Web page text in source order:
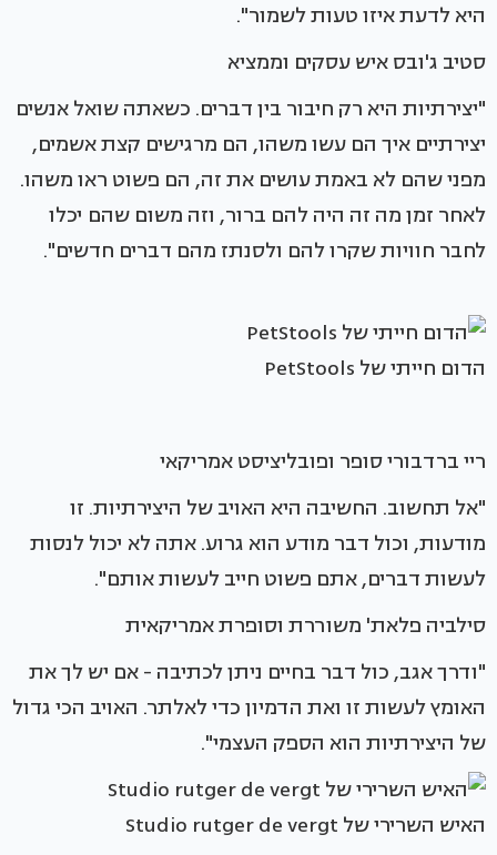
היא לדעת איזו טעות לשמור".
סטיב ג'ובס איש עסקים וממציא
"יצירתיות היא רק חיבור בין דברים. כשאתה שואל אנשים
יצירתיים איך הם עשו משהו, הם מרגישים קצת אשמים,
מפני שהם לא באמת עושים את זה, הם פשוט ראו משהו.
לאחר זמן מה זה היה להם ברור, וזה משום שהם יכלו
לחבר חוויות שקרו להם ולסנתז מהם דברים חדשים".
הדום חייתי של PetStools
ריי ברדבורי סופר ופובליציסט אמריקאי
"אל תחשוב. החשיבה היא האויב של היצירתיות. זו
מודעות, וכול דבר מודע הוא גרוע. אתה לא יכול לנסות
לעשות דברים, אתם פשוט חייב לעשות אותם".
סילביה פלאת' משוררת וסופרת אמריקאית
"ודרך אגב, כול דבר בחיים ניתן לכתיבה - אם יש לך את
האומץ לעשות זו ואת הדמיון כדי לאלתר. האויב הכי גדול
של היצירתיות הוא הספק העצמי".
האיש השרירי של Studio rutger de vergt